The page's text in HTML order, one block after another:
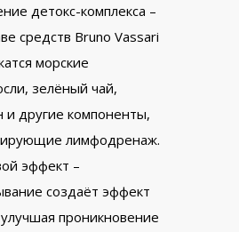
детокс-комплекса –
средств Bruno Vassari
морские
зелёный чай,
и другие компоненты,
лимфодренаж.
эффект –
создаёт эффект
проникновение